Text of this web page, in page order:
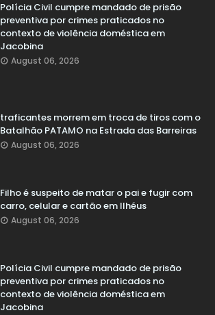
Polícia Civil cumpre mandado de prisão
preventiva por crimes praticados no
contexto de violência doméstica em
Jacobina
August 06, 2026
traficantes morrem em troca de tiros com o
Batalhão PATAMO na Estrada das Barreiras
August 06, 2026
Filho é suspeito de matar o pai e fugir com
carro, celular e cartão em Ilhéus
August 06, 2026
Polícia Civil cumpre mandado de prisão
preventiva por crimes praticados no
contexto de violência doméstica em
Jacobina